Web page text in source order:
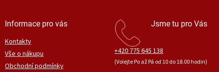
Informace pro vás
Kontakty
Vše o nákupu
Obchodní podmínky
Jsme tu pro Vás
+420 775 645 138
(Volejte Po až Pá od 10 do 18.00 hodin)